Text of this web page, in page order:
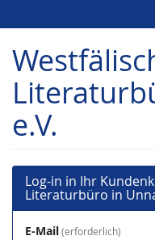
Haupt-
Inhalt
springen
e.V.
Log-in in Ihr
Literaturbüro in
E-Mail erforderlich